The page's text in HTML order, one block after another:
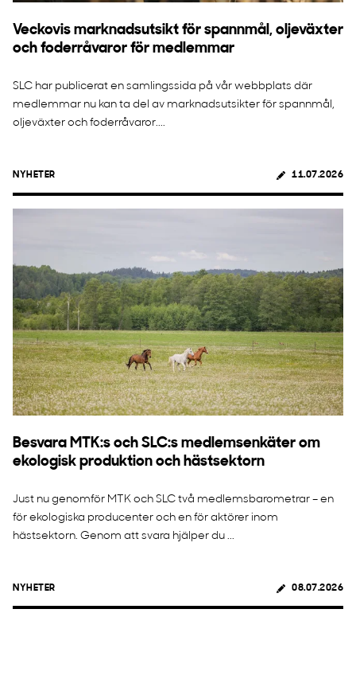
Veckovis marknadsutsikt för spannmål, oljeväxter
och foderråvaror för medlemmar
SLC har publicerat en samlingssida på vår webbplats där
medlemmar nu kan ta del av marknadsutsikter för spannmål,
oljeväxter och foderråvaror....
NYHETER 11.07.2026
Besvara MTK:s och SLC:s medlemsenkäter om
ekologisk produktion och hästsektorn
Just nu genomför MTK och SLC två medlemsbarometrar – en
för ekologiska producenter och en för aktörer inom
hästsektorn. Genom att svara hjälper du ...
NYHETER 08.07.2026